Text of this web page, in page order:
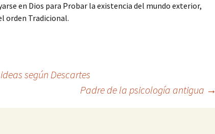
en Dios para Probar la existencia del mundo exterior,
orden Tradicional.
según Descartes
Padre de la psicología antigua →